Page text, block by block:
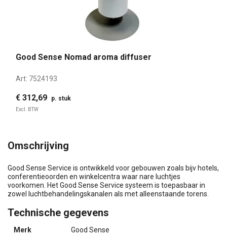
Good Sense Nomad aroma diffuser
Art: 7524193
€ 312,69 p. stuk
Excl. BTW
Omschrijving
Good Sense Service is ontwikkeld voor gebouwen zoals bijv hotels,
conferentieoorden en winkelcentra waar nare luchtjes
voorkomen. Het Good Sense Service systeem is toepasbaar in
zowel luchtbehandelingskanalen als met alleenstaande torens.
Technische gegevens
Merk Good Sense